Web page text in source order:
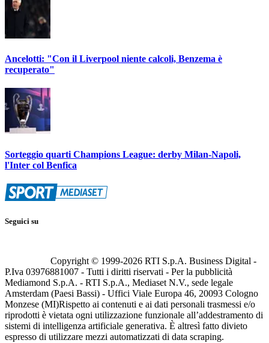
Ancelotti: "Con il Liverpool niente calcoli, Benzema è
recuperato"
Sorteggio quarti Champions League: derby Milan-Napoli,
l'Inter col Benfica
Seguici su
Copyright © 1999-2026 RTI S.p.A. Business Digital -
P.Iva 03976881007 - Tutti i diritti riservati - Per la pubblicità
Mediamond S.p.A. - RTI S.p.A., Mediaset N.V., sede legale
Amsterdam (Paesi Bassi) - Uffici Viale Europa 46, 20093 Cologno
Monzese (MI)Rispetto ai contenuti e ai dati personali trasmessi e/o
riprodotti è vietata ogni utilizzazione funzionale all’addestramento di
sistemi di intelligenza artificiale generativa. È altresì fatto divieto
espresso di utilizzare mezzi automatizzati di data scraping.